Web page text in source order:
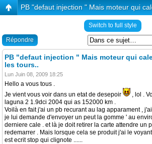
PB "defaut injection " Mais moteur qui
Switch to full style
Répondre
PB "defaut injection " Mais moteur qui
les tours..
Lun Juin 08, 2009 18:25
Hello a vous tous .
Je vient vous voir dans un etat de desepoir
, lol .
laguna 2 1.9dci 2004 qui as 152000 km .
Voilà en fait j'ai un pb recurant au lag apparament ,
je lui demande d'envoyer un peut la gomme ' au
derniere cale . et là je doit retirer la carte attendre un
redemarrer . Mais lorsque cela se produit j'ai le
est ecrit stop qui clignote ......